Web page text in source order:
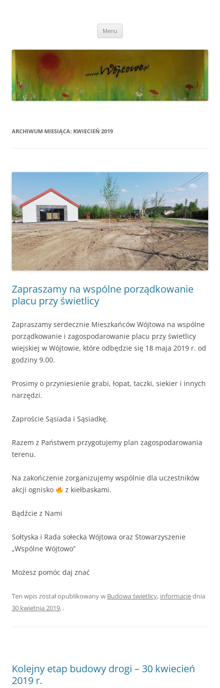
Menu
ARCHIWUM MIESIĄCA: KWIECIEŃ 2019
Zapraszamy na wspólne porządkowanie
placu przy świetlicy
Zapraszamy serdecznie Mieszkańców Wójtowa na wspólne
porządkowanie i zagospodarowanie placu przy świetlicy
wiejskiej w Wójtowie, które odbędzie się 18 maja 2019 r. od
godziny 9.00.
Prosimy o przyniesienie grabi, łopat, taczki, siekier i innych
narzędzi.
Zaproście Sąsiada i Sąsiadkę.
Razem z Państwem przygotujemy plan zagospodarowania
terenu.
Na zakończenie zorganizujemy wspólnie dla uczestników
akcji ognisko
z kiełbaskami.
Bądźcie z Nami
Sołtyska i Rada sołecka Wójtowa oraz Stowarzyszenie
„Wspólne Wójtowo”
Możesz pomóc daj znać
Ten wpis został opublikowany w Budowa świetlicy, informacjednia
30 kwietnia 2019, .
Kolejny etap budowy drogi – 30 kwiecień
2019 r.